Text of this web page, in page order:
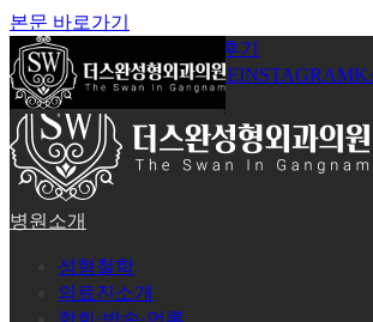
본문 바로가기
공지사항
시술후기
로그인회원가입YOUTUBEINSTAGRAM
병원소개
성형철학
의료진소개